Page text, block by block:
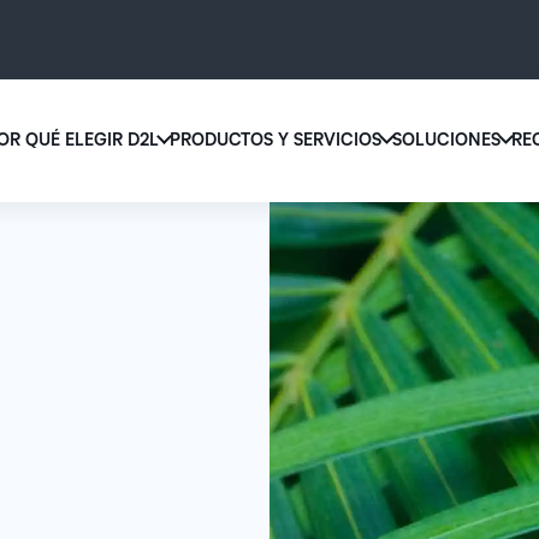
QUÉ ELEGIR D2L
Creemos que todas las personas merecen tener acceso a una
de alta calidad, más allá de su edad, las capacidades que tengan o
Descubra por qué elegir D2L
LA DIFERENCIA QUE MARCA D2L
PRODUCTOS Y SERVICIOS
D2L Brightspace
Diseñe y brinde experiencias de
personalizado a escala con
contenidos adaptados a cada
Explore D2L Brightspace
COMPLEMENTOS DE D2L
BRIGHTSPACE
SOLUCIONES
D2L
con
fácil